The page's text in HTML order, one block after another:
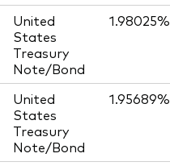
United
States
Treasury
Note/Bond
1.98025%
United
States
Treasury
Note/Bond
1.95689%